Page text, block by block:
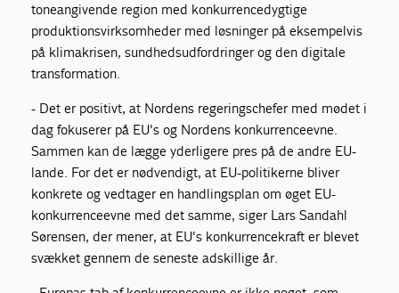
toneangivende region med konkurrencedygtige
produktionsvirksomheder med løsninger på eksempelvis
på klimakrisen, sundhedsudfordringer og den digitale
transformation.
- Det er positivt, at Nordens regeringschefer med mødet i
dag fokuserer på EU's og Nordens konkurrenceevne.
Sammen kan de lægge yderligere pres på de andre EU-
lande. For det er nødvendigt, at EU-politikerne bliver
konkrete og vedtager en handlingsplan om øget EU-
konkurrenceevne med det samme, siger Lars Sandahl
Sørensen, der mener, at EU's konkurrencekraft er blevet
svækket gennem de seneste adskillige år.